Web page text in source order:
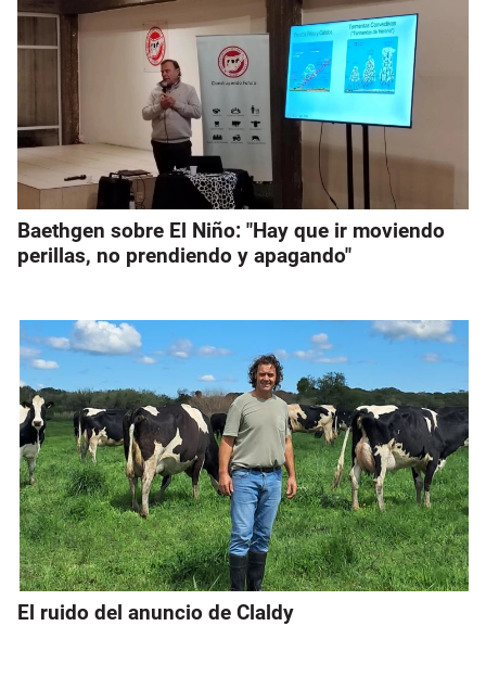
Baethgen sobre El Niño: "Hay que ir moviendo
perillas, no prendiendo y apagando"
El ruido del anuncio de Claldy